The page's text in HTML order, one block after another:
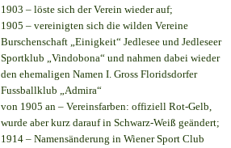
1903 – löste sich der Verein wieder auf;
1905 – vereinigten sich die wilden Vereine
Burschenschaft „Einigkeit“ Jedlesee und Jedleseer
Sportklub „Vindobona“ und nahmen dabei wieder
den ehemaligen Namen I. Gross Floridsdorfer
Fussballklub „Admira“
von 1905 an – Vereinsfarben: offiziell Rot-Gelb,
wurde aber kurz darauf in Schwarz-Weiß geändert;
1914 – Namensänderung in Wiener Sport Club